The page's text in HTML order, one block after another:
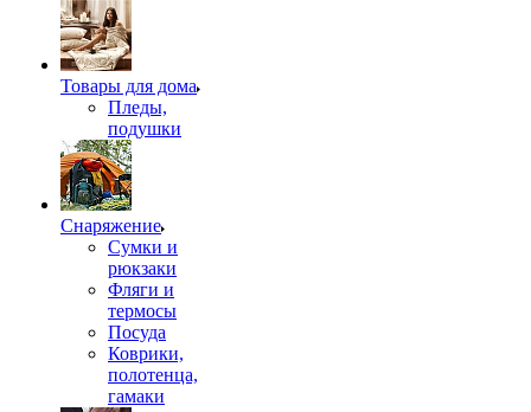
Товары для дома
Пледы,
подушки
Снаряжение
Сумки и
рюкзаки
Фляги и
термосы
Посуда
Коврики,
полотенца,
гамаки